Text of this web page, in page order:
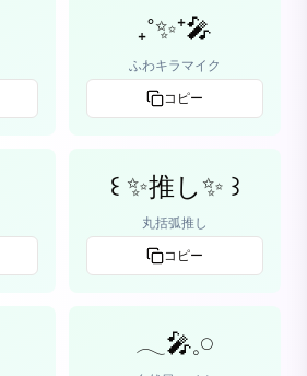
₊˚✨⁺🎤
ふわキラマイク
コピー
꒰ ✨推し✨ ꒱
丸括弧推し
コピー
𓂃🎤𓈒𓏸